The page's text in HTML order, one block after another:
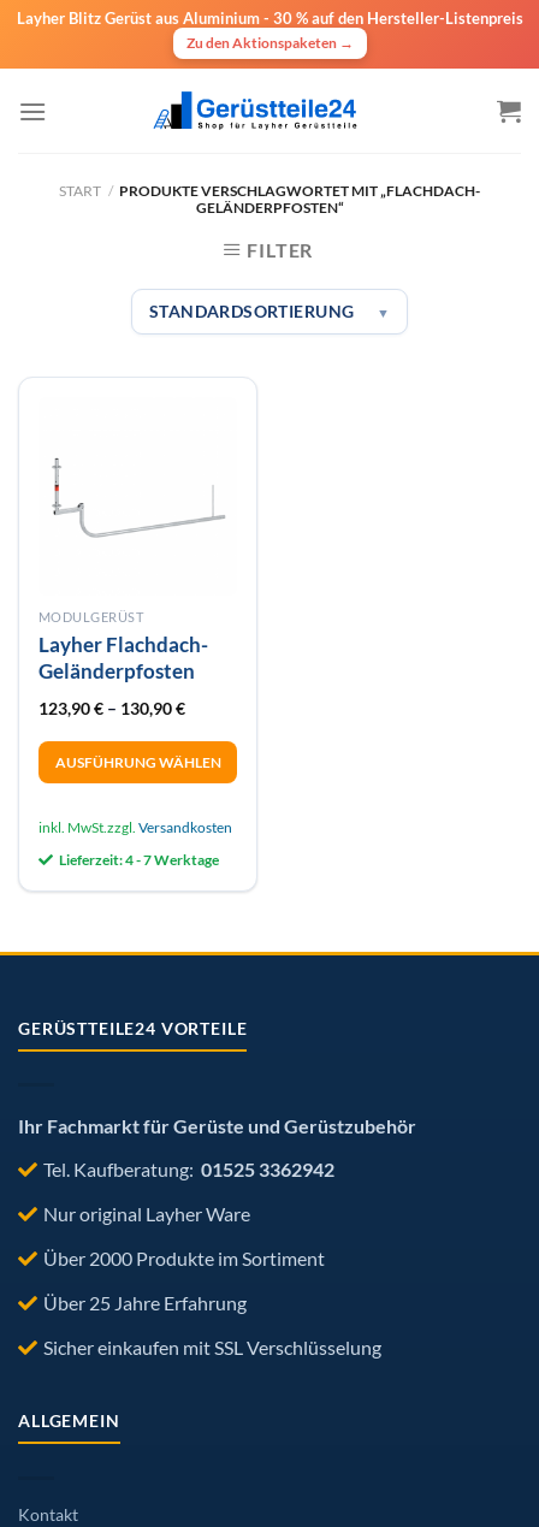
Layher Blitz Gerüst aus Aluminium - 30 % auf den Hersteller-Listenpreis
Zu den Aktionspaketen →
Inhalt
START / PRODUKTE VERSCHLAGWORTET MIT „FLACHDACH-
GELÄNDERPFOSTEN“
FILTER
STANDARDSORTIERUNG ▼
MODULGERÜST
Layher Flachdach-
Geländerpfosten
123,90€– 130,90€
AUSFÜHRUNG WÄHLEN
Produkt
mehrere
Varianten
auf
der
werden
inkl. MwSt.zzgl. Versandkosten
Lieferzeit:4 - 7 Werktage
GERÜSTTEILE24 VORTEILE
Ihr Fachmarkt für Gerüste und Gerüstzubehör
Tel. Kaufberatung: 01525 3362942
Nur original Layher Ware
Über 2000 Produkte im Sortiment
Über 25 Jahre Erfahrung
Sicher einkaufen mit SSL Verschlüsselung
ALLGEMEIN
Kontakt